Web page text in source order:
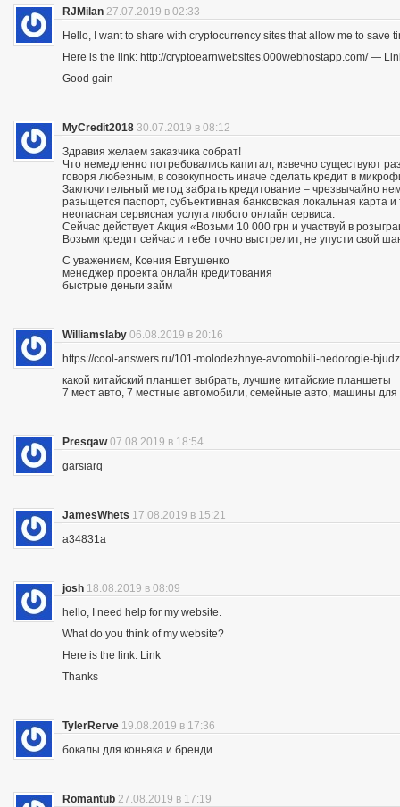
RJMilan 27.07.2019 в 02:33
Hello, I want to share with cryptocurrency sites that allow me to save
Here is the link: http://cryptoearnwebsites.000webhostapp.com/ —
Good gain
MyCredit2018 30.07.2019 в 08:12
Здравия желаем заказчика собрат!
Что немедленно потребовались капитал, извечно существуют
говоря любезным, в совокупность иначе сделать кредит в
Заключительный метод забрать кредитование – чрезвычайно
разыщется паспорт, субъективная банковская локальная
неопасная сервисная услуга любого онлайн сервиса.
Сейчас действует Акция «Возьми 10 000 грн и участвуй в
Возьми кредит сейчас и тебе точно выстрелит, не упусти свой
С уважением, Ксения Евтушенко
менеджер проекта онлайн кредитования
быстрые деньги займ
Williamslaby 06.08.2019 в 20:16
https://cool-answers.ru/101-molodezhnye-avtomobili-nedorogie-
какой китайский планшет выбрать, лучшие китайские планшеты
7 мест авто, 7 местные автомобили, семейные авто, машины для
Presqaw 07.08.2019 в 18:54
garsiarq
JamesWhets 17.08.2019 в 15:21
a34831a
josh 18.08.2019 в 08:09
hello, I need help for my website.
What do you think of my website?
Here is the link: Link
Thanks
TylerRerve 19.08.2019 в 17:36
бокалы для коньяка и бренди
Romantub 27.08.2019 в 17:19